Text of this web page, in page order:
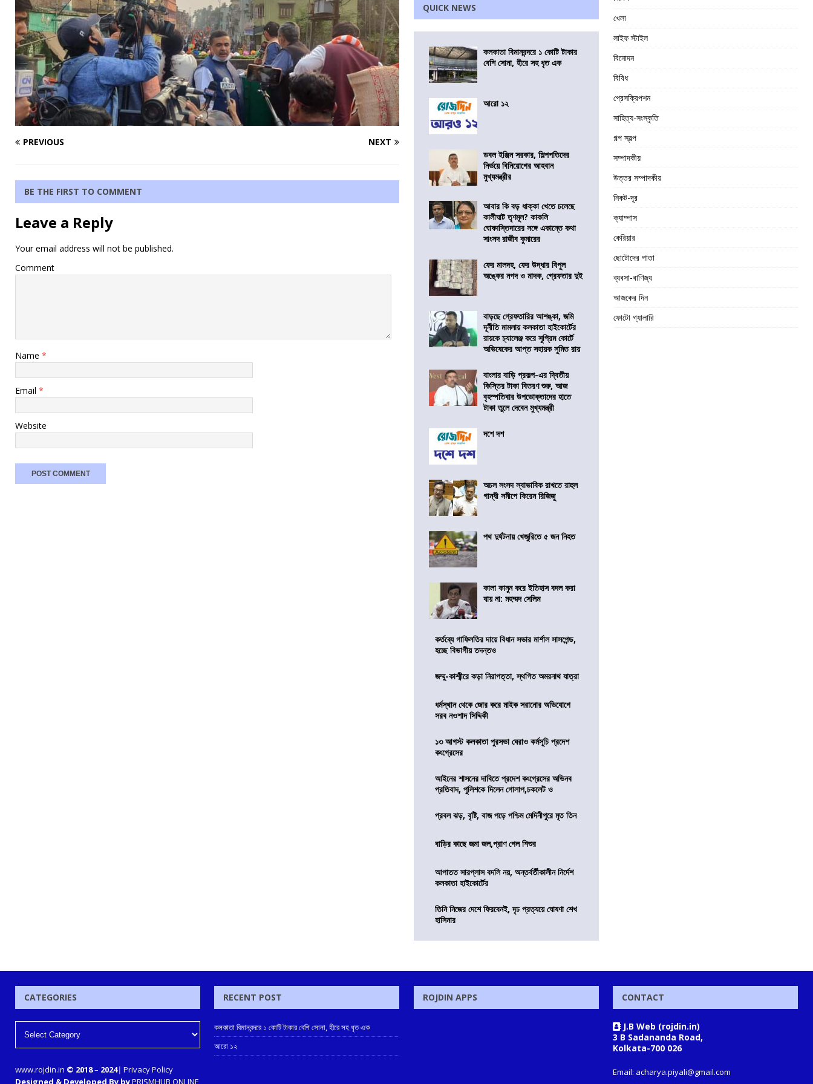
PREVIOUS NEXT
BE THE FIRST TO COMMENT
Leave a Reply
Your email address will not be published.
Comment
Name *
Email *
Website
QUICK NEWS
কলকাতা বিমানবন্দরে ১ কোটি টাকার
বেশি সোনা, হীরে সহ ধৃত এক
আরো ১২
ডবল ইঞ্জিন সরকার, শিল্পপতিদের
নির্ভয়ে বিনিয়োগের আহবান
মুখ্যমন্ত্রীর
আবার কি বড় ধাক্কা খেতে চলেছে
কালীঘাট তৃণমূল? কাকলি
ঘোষদস্তিদারের সঙ্গে একান্তে কথা
সাংসদ রাজীব কুমারের
ফের মালদহ, ফের উদ্ধার বিপুল
অঙ্কের নগদ ও মাদক, গ্রেফতার দুই
বাড়ছে গ্রেফতারির আশঙ্কা, জমি
দূর্নীতি মামলায় কলকাতা হাইকোর্টের
রায়কে চ্যালেঞ্জ করে সুপ্রিম কোর্টে
অভিষেকের আপ্ত সহায়ক সুমিত রায়
বাংলার বাড়ি প্রকল্প-এর দ্বিতীয়
কিস্তির টাকা বিতরণ শুরু, আজ
বৃহস্পতিবার উপভোক্তাদের হাতে
টাকা তুলে দেবেন মুখ্যমন্ত্রী
দশে দশ
অচল সংসদ স্বাভাবিক রাখতে রাহুল
গান্ধী সমীপে কিরেন রিজিজু
পথ দুর্ঘটনায় খেজুরিতে ৫ জন নিহত
কালা কানুন করে ইতিহাস বদল করা
যায় না: মহম্মদ সেলিম
কর্তব্যে গাফিলতির দায়ে বিধান সভার মার্শাল সাসপেন্ড,
হচ্ছে বিভাগীয় তদন্তও
জম্মু-কাশ্মীরে কড়া নিরাপত্তা, স্থগিত অমরনাথ যাত্রা
ধর্মস্থান থেকে জোর করে মাইক সরানোর অভিযোগে
সরব নওশাদ সিদ্দিকী
১৩ আগস্ট কলকাতা পুরসভা ঘেরাও কর্মসূচি প্রদেশ
কংগ্রেসের
আইনের শাসনের দাবিতে প্রদেশ কংগ্রেসের অভিনব
প্রতিবাদ, পুলিশকে দিলেন গোলাপ,চকলেট ও
প্রবল ঝড়, বৃষ্টি, বাজ পড়ে পশ্চিম মেদিনীপুরে মৃত তিন
বাড়ির কাছে জমা জল,প্রাণ গেল শিশুর
আপাতত সারপ্লাস বদলি নয়, অন্তর্বর্তীকালীন নির্দেশ
কলকাতা হাইকোর্টের
তিনি নিজের দেশে ফিরবেনই, দৃঢ প্রত্যয়ে ঘোষণা শেখ
হাসিনার
খেলা
লাইফ স্টাইল
বিনোদন
বিবিধ
প্রেসক্রিপশন
সাহিত্য-সংস্কৃতি
গল্প স্বল্প
সম্পাদকীয়
উত্তর সম্পাদকীয়
নিকট-দূর
ক্যাম্পাস
কেরিয়ার
ছোটোদের পাতা
ব্যবসা-বাণিজ্য
আজকের দিন
ফোটো গ্যালারি
CATEGORIES
www.rojdin.in © 2018– 2024| Privacy Policy
Designed & Developed By byPRISMHUB ONLINE
RECENT POST
কলকাতা বিমানবন্দরে ১ কোটি টাকার বেশি সোনা, হীরে সহ ধৃত এক
আরো ১২
ROJDIN APPS CONTACT
J.B Web (rojdin.in)
3 B Sadananda Road,
Kolkata-700 026
Email: acharya.piyali@gmail.com